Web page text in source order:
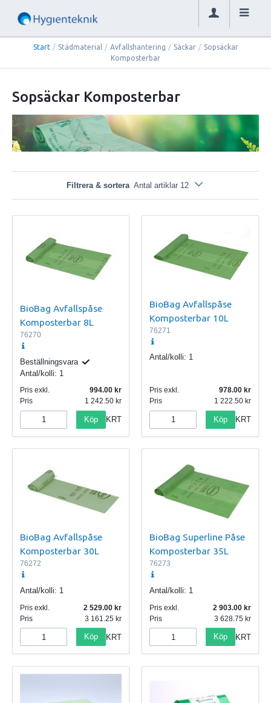
Start / Städmaterial / Avfallshantering / Säckar / Sopsäckar
Komposterbar
Sopsäckar Komposterbar
Filtrera & sortera Antal artiklar 12
BioBag Avfallspåse
Komposterbar 8L
76270
Beställningsvara
Antal/kolli: 1
Pris exkl.
994.00
Pris
1 242.50
Köp KRT
BioBag Avfallspåse
Komposterbar 10L
76271
Antal/kolli: 1
Pris exkl.
978.00
Pris
1 222.50
Köp KRT
BioBag Avfallspåse
Komposterbar 30L
76272
Antal/kolli: 1
Pris exkl.
2 529.00
Pris
3 161.25
Köp KRT
BioBag Superline Påse
Komposterbar 35L
76273
Antal/kolli: 1
Pris exkl.
2 903.00
Pris
3 628.75
Köp KRT